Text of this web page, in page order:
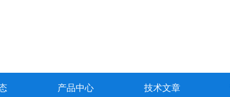
产品中心 技术文章